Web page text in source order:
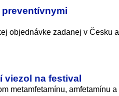
objednávke zadanej v Česku a
viezol na festival
metamfetamínu, amfetamínu a